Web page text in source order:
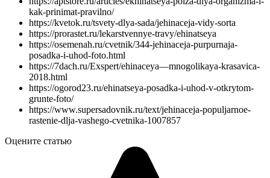
kak-prinimat-pravilno/
https://kvetok.ru/tsvety-dlya-sada/jehinaceja-vidy-sorta
https://prorastet.ru/lekarstvennye-travy/ehinatseya
https://osemenah.ru/cvetnik/344-jehinaceja-purpurnaja-
posadka-i-uhod-foto.html
https://7dach.ru/Exspert/ehinaceya—mnogolikaya-krasavica-
2018.html
https://ogorod23.ru/ehinatseya-posadka-i-uhod-v-otkrytom-
grunte-foto/
https://www.supersadovnik.ru/text/jehinaceja-populjarnoe-
rastenie-dlja-vashego-cvetnika-1007857
Оцените статью